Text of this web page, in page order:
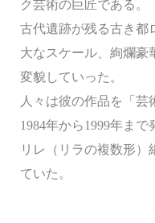
ク芸術の巨匠である。
古代遺跡が残る古き都
大なスケール、絢爛豪
変貌していった。
人々は彼の作品を「芸
1984年から1999年まで
リレ（リラの複数形
ていた。